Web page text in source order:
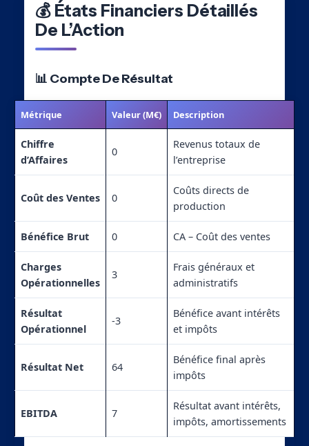
💰 États Financiers Détaillés
De L’Action
📊 Compte De Résultat
Métrique Valeur (M€) Description
Chiffre
d’Affaires
0
Revenus totaux de
l’entreprise
Coût des Ventes 0
Coûts directs de
production
Bénéfice Brut 0 CA – Coût des ventes
Charges
Opérationnelles
3
Frais généraux et
administratifs
Résultat
Opérationnel
-3
Bénéfice avant intérêts
et impôts
Résultat Net 64
Bénéfice final après
impôts
EBITDA 7
Résultat avant intérêts,
impôts, amortissements